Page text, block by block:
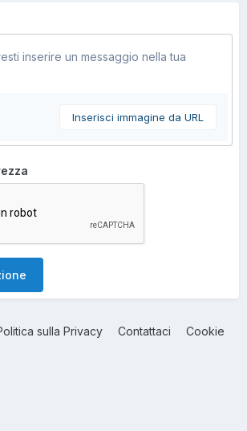
inserire un messaggio nella tua
Inserisci immagine da URL
sulla Privacy Contattaci Cookie